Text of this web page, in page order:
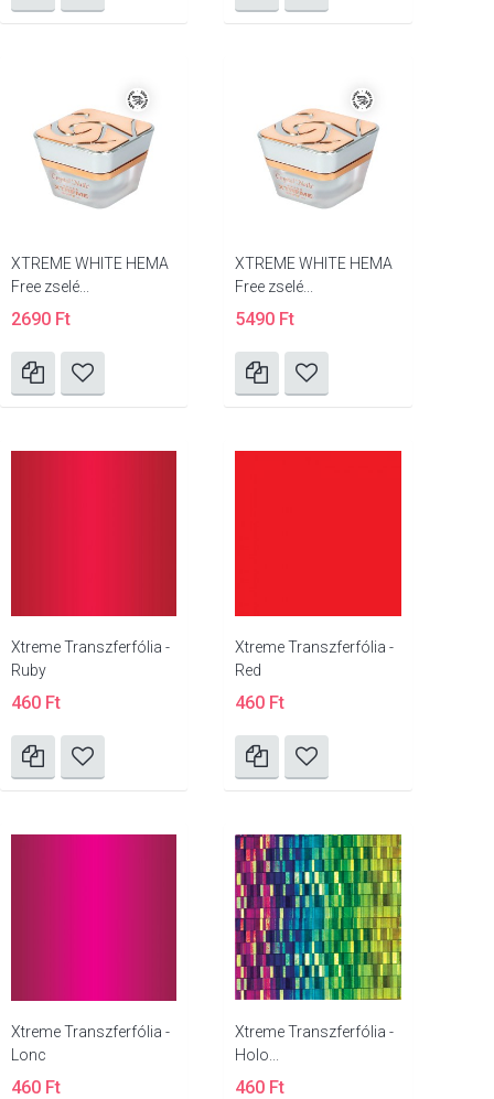
XTREME WHITE HEMA
Free zselé...
2690 Ft
XTREME WHITE HEMA
Free zselé...
5490 Ft
Xtreme Transzferfólia -
Ruby
460 Ft
Xtreme Transzferfólia -
Red
460 Ft
Xtreme Transzferfólia -
Lonc
460 Ft
Xtreme Transzferfólia -
Holo...
460 Ft